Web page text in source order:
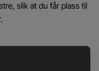
slik at du får plass til